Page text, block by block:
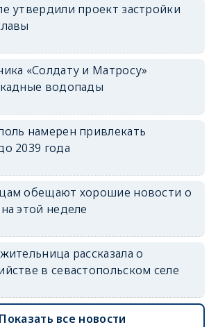
утвердили проект застройки
«Солдату и Матросу»
водопады
намерен привлекать
2039 года
обещают хорошие новости о
этой неделе
рассказала о
в севастопольском селе
Показать все новости